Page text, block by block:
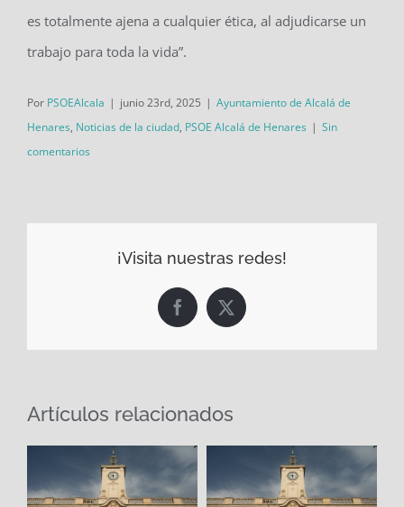
es totalmente ajena a cualquier ética, al adjudicarse un
trabajo para toda la vida”.
Por PSOEAlcala | junio 23rd, 2025 | Ayuntamiento de Alcalá de
Henares, Noticias de la ciudad, PSOE Alcalá de Henares | Sin
comentarios
¡Visita nuestras redes!
Facebook
X
Artículos relacionados